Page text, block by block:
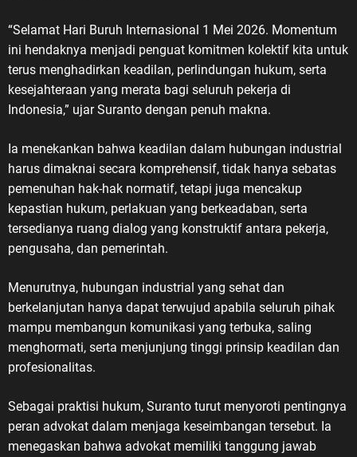
“Selamat Hari Buruh Internasional 1 Mei 2026. Momentum
ini hendaknya menjadi penguat komitmen kolektif kita untuk
terus menghadirkan keadilan, perlindungan hukum, serta
kesejahteraan yang merata bagi seluruh pekerja di
Indonesia,” ujar Suranto dengan penuh makna.
Ia menekankan bahwa keadilan dalam hubungan industrial
harus dimaknai secara komprehensif, tidak hanya sebatas
pemenuhan hak-hak normatif, tetapi juga mencakup
kepastian hukum, perlakuan yang berkeadaban, serta
tersedianya ruang dialog yang konstruktif antara pekerja,
pengusaha, dan pemerintah.
Menurutnya, hubungan industrial yang sehat dan
berkelanjutan hanya dapat terwujud apabila seluruh pihak
mampu membangun komunikasi yang terbuka, saling
menghormati, serta menjunjung tinggi prinsip keadilan dan
profesionalitas.
Sebagai praktisi hukum, Suranto turut menyoroti pentingnya
peran advokat dalam menjaga keseimbangan tersebut. Ia
menegaskan bahwa advokat memiliki tanggung jawab